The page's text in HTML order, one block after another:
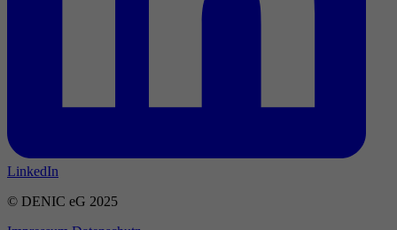
LinkedIn
© DENIC eG 2025